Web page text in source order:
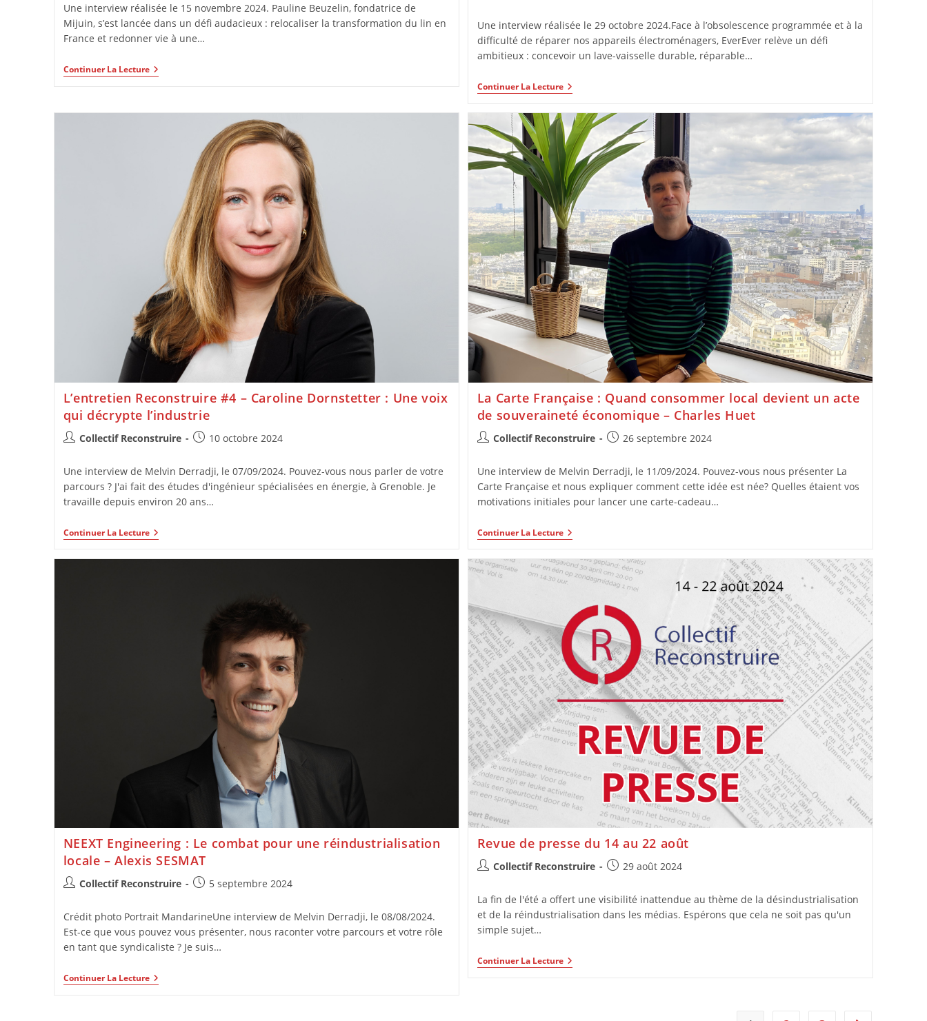
Une interview réalisée le 15 novembre 2024. Pauline Beuzelin, fondatrice de
Mijuin, s’est lancée dans un défi audacieux : relocaliser la transformation du lin en
France et redonner vie à une…
Continuer La Lecture
Une interview réalisée le 29 octobre 2024.Face à l’obsolescence programmée et à la
difficulté de réparer nos appareils électroménagers, EverEver relève un défi
ambitieux : concevoir un lave-vaisselle durable, réparable…
Continuer La Lecture
L’entretien Reconstruire #4 – Caroline Dornstetter : Une voix
qui décrypte l’industrie
Collectif Reconstruire 10 octobre 2024
Une interview de Melvin Derradji, le 07/09/2024. Pouvez-vous nous parler de votre
parcours ? J'ai fait des études d'ingénieur spécialisées en énergie, à Grenoble. Je
travaille depuis environ 20 ans…
Continuer La Lecture
La Carte Française : Quand consommer local devient un acte
de souveraineté économique – Charles Huet
Collectif Reconstruire 26 septembre 2024
Une interview de Melvin Derradji, le 11/09/2024. Pouvez-vous nous présenter La
Carte Française et nous expliquer comment cette idée est née? Quelles étaient vos
motivations initiales pour lancer une carte-cadeau…
Continuer La Lecture
NEEXT Engineering : Le combat pour une réindustrialisation
locale – Alexis SESMAT
Collectif Reconstruire 5 septembre 2024
Crédit photo Portrait MandarineUne interview de Melvin Derradji, le 08/08/2024.
Est-ce que vous pouvez vous présenter, nous raconter votre parcours et votre rôle
en tant que syndicaliste ? Je suis…
Continuer La Lecture
Revue de presse du 14 au 22 août
Collectif Reconstruire 29 août 2024
La fin de l'été a offert une visibilité inattendue au thème de la désindustrialisation
et de la réindustrialisation dans les médias. Espérons que cela ne soit pas qu'un
simple sujet…
Continuer La Lecture